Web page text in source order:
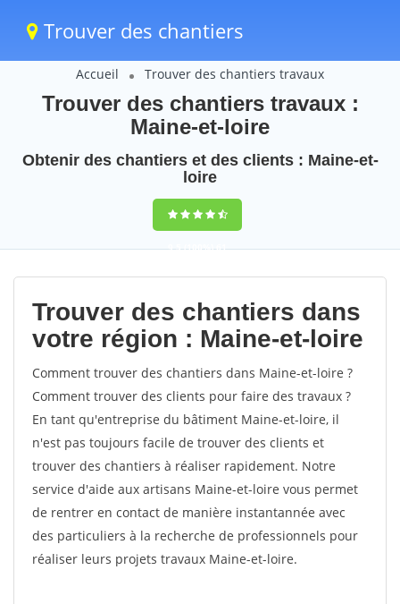
Trouver des chantiers
Accueil Trouver des chantiers travaux
Trouver des chantiers travaux :
Maine-et-loire
Obtenir des chantiers et des clients : Maine-et-
loire
9,5(100%)61
votes
Trouver des chantiers dans
votre région : Maine-et-loire
Comment trouver des chantiers dans Maine-et-loire ?
Comment trouver des clients pour faire des travaux ?
En tant qu'entreprise du bâtiment Maine-et-loire, il
n'est pas toujours facile de trouver des clients et
trouver des chantiers à réaliser rapidement. Notre
service d'aide aux artisans Maine-et-loire vous permet
de rentrer en contact de manière instantannée avec
des particuliers à la recherche de professionnels pour
réaliser leurs projets travaux Maine-et-loire.